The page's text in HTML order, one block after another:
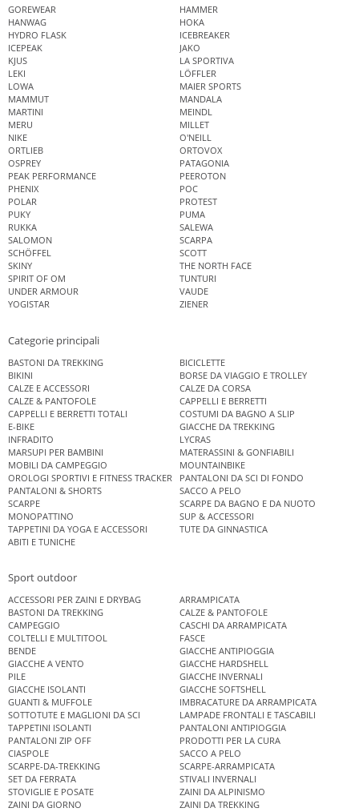
GOREWEAR
HAMMER
HANWAG
HOKA
HYDRO FLASK
ICEBREAKER
ICEPEAK
JAKO
KJUS
LA SPORTIVA
LEKI
LÖFFLER
LOWA
MAIER SPORTS
MAMMUT
MANDALA
MARTINI
MEINDL
MERU
MILLET
NIKE
O'NEILL
ORTLIEB
ORTOVOX
OSPREY
PATAGONIA
PEAK PERFORMANCE
PEEROTON
PHENIX
POC
POLAR
PROTEST
PUKY
PUMA
RUKKA
SALEWA
SALOMON
SCARPA
SCHÖFFEL
SCOTT
SKINY
THE NORTH FACE
SPIRIT OF OM
TUNTURI
UNDER ARMOUR
VAUDE
YOGISTAR
ZIENER
Categorie principali
BASTONI DA TREKKING
BICICLETTE
BIKINI
BORSE DA VIAGGIO E TROLLEY
CALZE E ACCESSORI
CALZE DA CORSA
CALZE & PANTOFOLE
CAPPELLI E BERRETTI
CAPPELLI E BERRETTI TOTALI
COSTUMI DA BAGNO A SLIP
E-BIKE
GIACCHE DA TREKKING
INFRADITO
LYCRAS
MARSUPI PER BAMBINI
MATERASSINI & GONFIABILI
MOBILI DA CAMPEGGIO
MOUNTAINBIKE
OROLOGI SPORTIVI E FITNESS TRACKER
PANTALONI DA SCI DI FONDO
PANTALONI & SHORTS
SACCO A PELO
SCARPE
SCARPE DA BAGNO E DA NUOTO
MONOPATTINO
SUP & ACCESSORI
TAPPETINI DA YOGA E ACCESSORI
TUTE DA GINNASTICA
ABITI E TUNICHE
Sport outdoor
ACCESSORI PER ZAINI E DRYBAG
ARRAMPICATA
BASTONI DA TREKKING
CALZE & PANTOFOLE
CAMPEGGIO
CASCHI DA ARRAMPICATA
COLTELLI E MULTITOOL
FASCE
BENDE
GIACCHE ANTIPIOGGIA
GIACCHE A VENTO
GIACCHE HARDSHELL
PILE
GIACCHE INVERNALI
GIACCHE ISOLANTI
GIACCHE SOFTSHELL
GUANTI & MUFFOLE
IMBRACATURE DA ARRAMPICATA
SOTTOTUTE E MAGLIONI DA SCI
LAMPADE FRONTALI E TASCABILI
TAPPETINI ISOLANTI
PANTALONI ANTIPIOGGIA
PANTALONI ZIP OFF
PRODOTTI PER LA CURA
CIASPOLE
SACCO A PELO
SCARPE-DA-TREKKING
SCARPE-ARRAMPICATA
SET DA FERRATA
STIVALI INVERNALI
STOVIGLIE E POSATE
ZAINI DA ALPINISMO
ZAINI DA GIORNO
ZAINI DA TREKKING